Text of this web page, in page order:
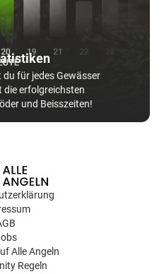
für jedes Gewässer
die erfolgreichsten
und Beisszeiten!
Alle Angeln
Regeln